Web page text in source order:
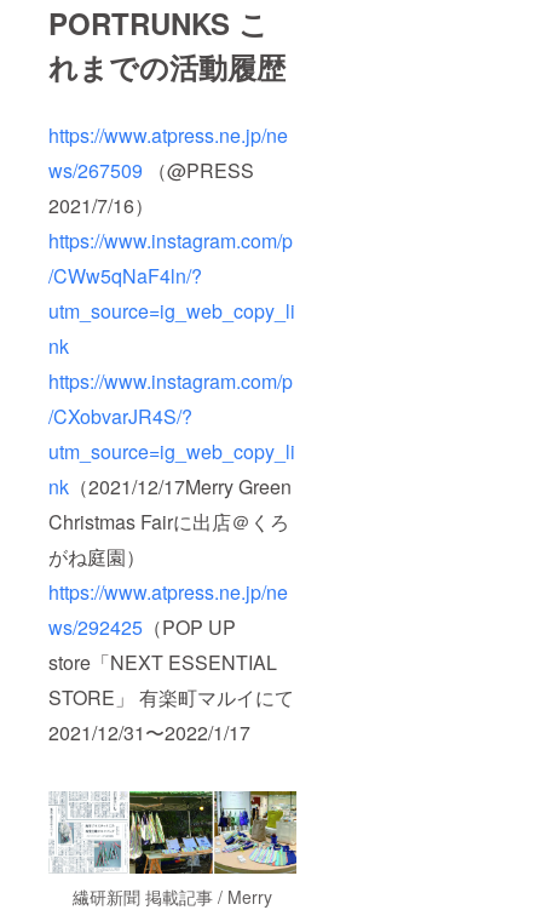
PORTRUNKS こ
れまでの活動履歴
https://www.atpress.ne.jp/ne
ws/267509 （@PRESS
2021/7/16）
https://www.instagram.com/p
/CWw5qNaF4ln/?
utm_source=ig_web_copy_li
nk
https://www.instagram.com/p
/CXobvarJR4S/?
utm_source=ig_web_copy_li
nk （2021/12/17Merry Green
Christmas Fairに出店＠くろ
がね庭園）
https://www.atpress.ne.jp/ne
ws/292425 （POP UP
store「NEXT ESSENTIAL
STORE」 有楽町マルイにて
2021/12/31〜2022/1/17
繊研新聞 掲載記事 / Merry